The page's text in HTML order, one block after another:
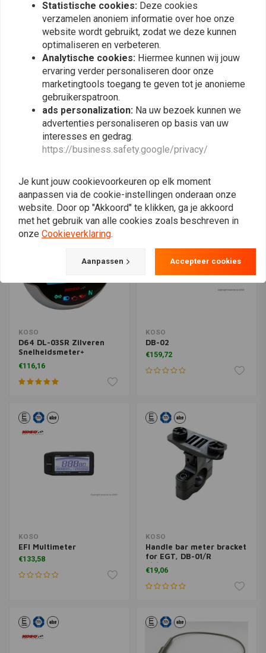
kentekenplaatverlichting,
Blade (zwart)
KOSO
toerenteller voor Yamaha
Aerox / MBK Nitro vóór
KOSO
D64 DL-03SR Zilveren
Snelheidsmeter+
indicator lampjes (LCD
Display)
€116,16
KOSO
DB-02
€159,72
KOSO
EFI Multimeter
€133,58
KOSO
Handle bar meter bracket
for EGT, DB-01/R
1/8\"BE003K02
€19,06
Statistische cookies: Deze cookies
verzamelen anoniem informatie over hoe onze
website wordt gebruikt, zodat we deze kunnen
optimaliseren en verbeteren.
Analytische cookies: Hiermee kunnen wij jouw
ervaring verder personaliseren door onze
marketingtools toegang te geven tot je anonieme
gebruikerspatroon.
ads personalization: Na uw bezoek kunnen we
advertenties personaliseren op basis van uw
interesses en gedrag.
https://business.safety.google/privacy/
Je kunt jouw cookievoorkeuren op elk moment
aanpassen via de cookie-instellingen onderaan onze
website. Door op "Akkoord" te klikken, ga je akkoord
met het gebruik van alle cookies zoals beschreven in
onze Cookieverklaring.
Aanpassen Accepteer cookies